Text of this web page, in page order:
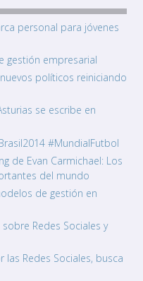
personal para jóvenes
gestión empresarial
políticos reiniciando
se escribe en
#MundialFutbol
de Evan Carmichael: Los
del mundo
de gestión en
Redes Sociales y
Redes Sociales, busca